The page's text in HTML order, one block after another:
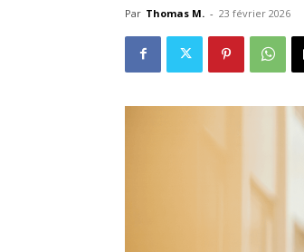
Par Thomas M. - 23 février 2026